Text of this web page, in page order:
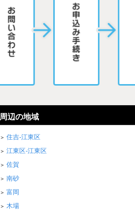
周辺の地域
住吉-江東区
江東区-江東区
佐賀
南砂
富岡
木場